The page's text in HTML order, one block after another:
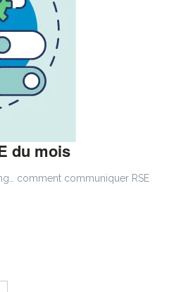
du mois
comment communiquer RSE